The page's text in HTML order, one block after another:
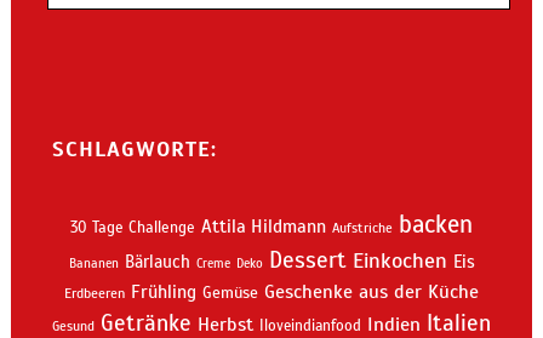
SCHLAGWORTE:
30 Tage Challenge Attila Hildmann Aufstriche backen
Bananen Bärlauch Creme Deko Dessert Einkochen Eis
Erdbeeren Frühling Gemüse Geschenke aus der Küche
Gesund Getränke Herbst Iloveindianfood Indien Italien